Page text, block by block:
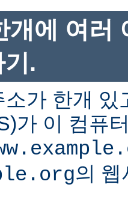
개에 여러
.
소가 한개
가 이 컴퓨
의 웹